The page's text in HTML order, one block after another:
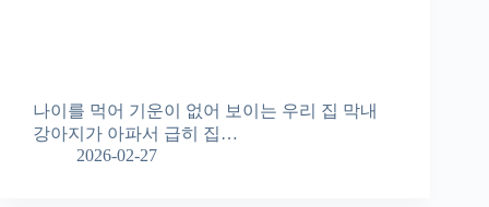
나이를 먹어 기운이 없어 보이는 우리 집 막내
강아지가 아파서 급히 집…
2026-02-27